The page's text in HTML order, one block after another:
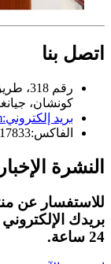
اتصل بنا
رقم
كونشان،
بريد إلكتروني:
الفاكس:
النشرة
للاستفسار عن
بريدك
24 ساعة.